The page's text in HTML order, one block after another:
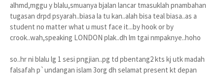
alhmd,mggu y blalu,smuanya bjalan lancar tmasuklah pnambahan
tugasan drpd psyarah..biasa la tu kan..alah bisa teal biasa..as a
student no matter what u must face it...by hook or by
crook..wah,speaking LONDON plak..dh lm tgai nmpaknye..hoho
so..hr ni blalu lg 1 sesi pngjian..pg td pbentang2 kts kj utk madah
falsafah p`undangan islam 3org dh selamat present kt depan